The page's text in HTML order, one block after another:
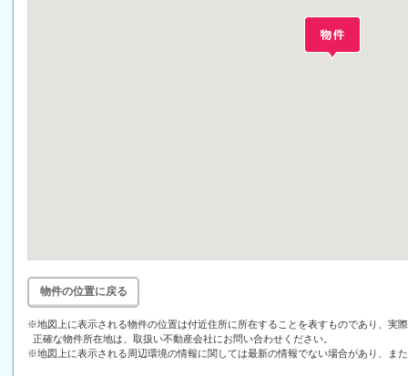
物件の位置に戻る
※地図上に表示される物件の位置は付近住所に所在することを表すものであり、実
正確な物件所在地は、取扱い不動産会社にお問い合わせください。
※地図上に表示される周辺環境の情報に関しては最新の情報でない場合があり、ま